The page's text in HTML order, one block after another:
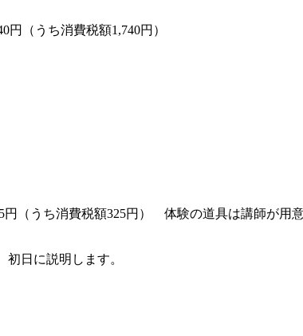
円（うち消費税額1,740円）
円（うち消費税額325円） 体験の道具は講師が用意
日に説明します。